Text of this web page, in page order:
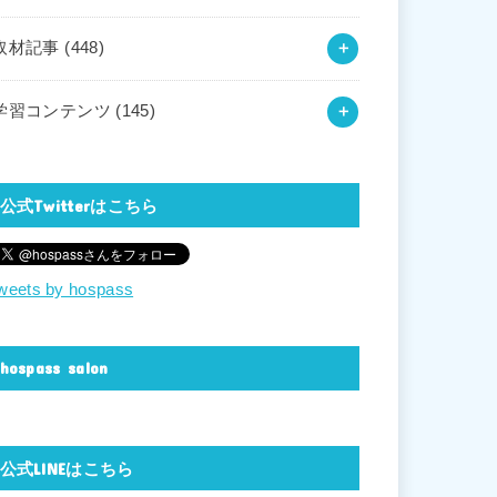
材記事 (448)
習コンテンツ (145)
公式Twitterはこちら
by hospass
hospass salon
公式LINEはこちら